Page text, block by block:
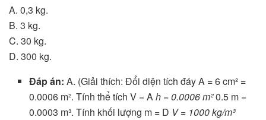
A. 0,3 kg.
B. 3 kg.
C. 30 kg.
D. 300 kg.
Đáp án: A. (Giải thích: Đổi diện tích đáy A = 6 cm² =
0.0006 m². Tính thể tích V = Ah = 0.0006 m²0.5 m =
0.0003 m³. Tính khối lượng m = D V = 1000 kg/m³